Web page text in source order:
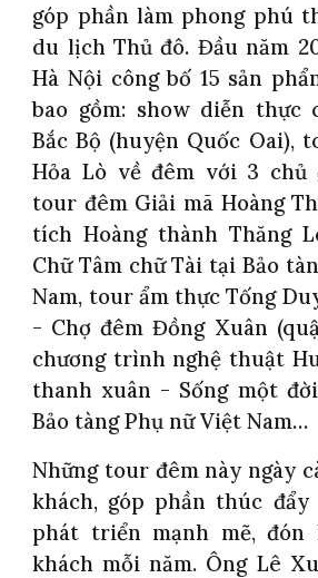
góp phần làm phong phú
du lịch Thủ đô. Đầu năm
Hà Nội công bố 15 sản
bao gồm: show diễn thực
Bắc Bộ (huyện Quốc Oai),
Hỏa Lò về đêm với 3 chủ
tour đêm Giải mã Hoàng
tích Hoàng thành Thăng
Chữ Tâm chữ Tài tại Bảo
Nam, tour ẩm thực Tống
- Chợ đêm Đồng Xuân
chương trình nghệ thuật
thanh xuân - Sống một
Bảo tàng Phụ nữ Việt Nam…
Những tour đêm này ngày
khách, góp phần thúc
phát triển mạnh mẽ, đón
khách mỗi năm. Ông Lê